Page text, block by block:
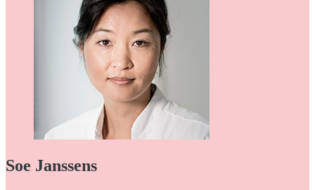
Soe Janssens